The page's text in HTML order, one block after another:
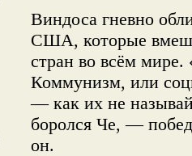
Виндоса гневно
США, которые
стран во всём
Коммунизм, или
— как их не
боролся Че, —
он.